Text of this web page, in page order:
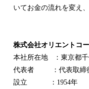
いてお金の流れを変え
株式会社オリエントコ
本社所在地 ：東京都千
代表者 ：代表取締役
設立 ：1954年